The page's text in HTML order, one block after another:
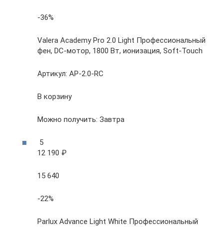
-36%
Valera Academy Pro 2.0 Light Профессиональный
фен, DC-мотор, 1800 Вт, ионизация, Soft-Touch
Артикул: AP-2.0-RC
В корзину
Можно получить: Завтра
5
12 190 ₽
15 640
-22%
Parlux Advance Light White Профессиональный